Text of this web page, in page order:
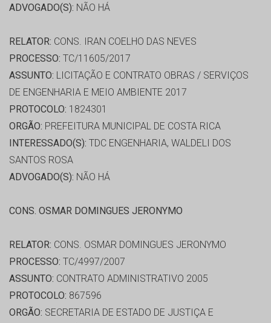
ADVOGADO(S): NÃO HÁ
RELATOR: CONS. IRAN COELHO DAS NEVES
PROCESSO: TC/11605/2017
ASSUNTO: LICITAÇÃO E CONTRATO OBRAS / SERVIÇOS
DE ENGENHARIA E MEIO AMBIENTE 2017
PROTOCOLO: 1824301
ORGÃO: PREFEITURA MUNICIPAL DE COSTA RICA
INTERESSADO(S): TDC ENGENHARIA, WALDELI DOS
SANTOS ROSA
ADVOGADO(S): NÃO HÁ
CONS. OSMAR DOMINGUES JERONYMO
RELATOR: CONS. OSMAR DOMINGUES JERONYMO
PROCESSO: TC/4997/2007
ASSUNTO: CONTRATO ADMINISTRATIVO 2005
PROTOCOLO: 867596
ORGÃO: SECRETARIA DE ESTADO DE JUSTIÇA E